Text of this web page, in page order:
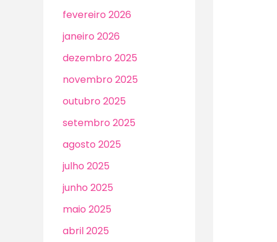
fevereiro 2026
janeiro 2026
dezembro 2025
novembro 2025
outubro 2025
setembro 2025
agosto 2025
julho 2025
junho 2025
maio 2025
abril 2025